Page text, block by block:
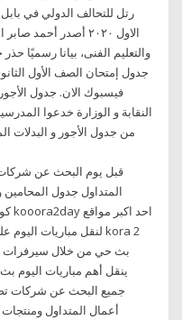
الاول ٢٠٢٠ أصدر أحمد
والتعليم الفنى، بيانا رسميًا
جدول إمتحان الصف الأول
فيسبوك الان. جدول
النقابة و الوزارة خدعوا
من جدول الأجور و البدلات
قبل يوم البحث عن
المتداول جدول
ينقل أهم مباريات اليوم
جميع البحث عن شركات
أعمال المتداول